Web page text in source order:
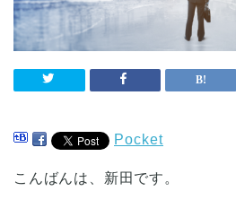
Pocket
こんばんは、新田です。